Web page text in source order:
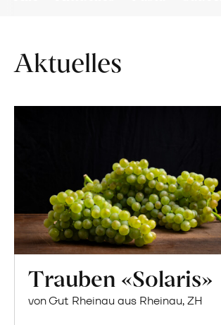
Aktuelles
Trauben «Solaris»
von Gut Rheinau aus Rheinau, ZH